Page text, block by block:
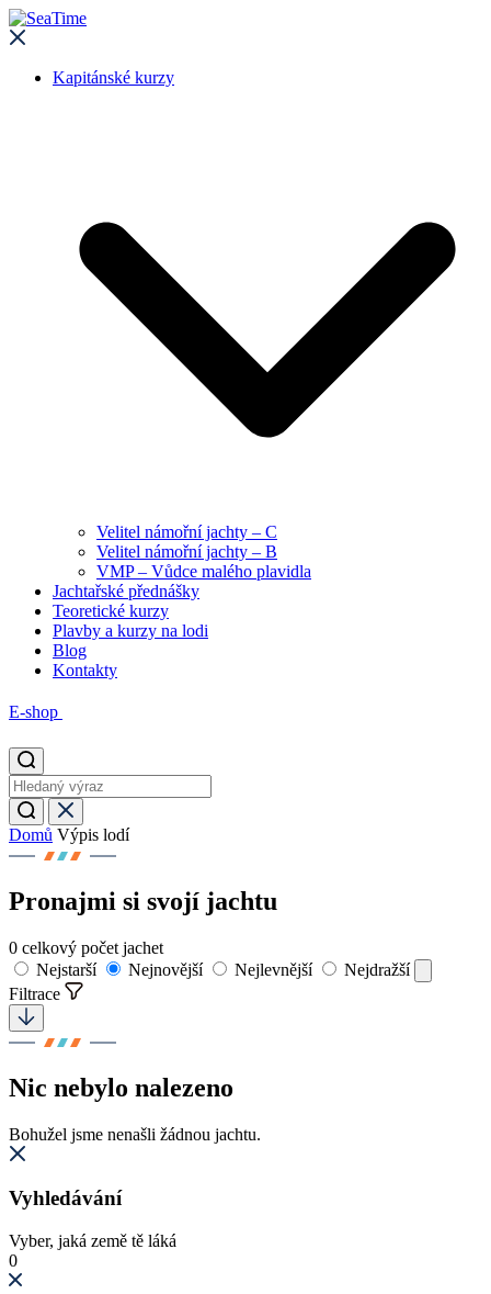
Kapitánské kurzy
Velitel námořní jachty – C
Velitel námořní jachty – B
VMP – Vůdce malého plavidla
Jachtařské přednášky
Teoretické kurzy
Plavby a kurzy na lodi
Blog
Kontakty
E-shop
Domů Výpis lodí
Pronajmi si svojí jachtu
0 celkový počet jachet
Nejstarší
Nejnovější Nejlevnější
Nejdražší
Filtrace
Nic nebylo nalezeno
Bohužel jsme nenašli žádnou jachtu.
Vyhledávání
Vyber, jaká země tě láká
0